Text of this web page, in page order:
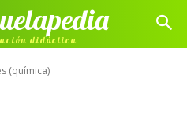
didáctica
(química)